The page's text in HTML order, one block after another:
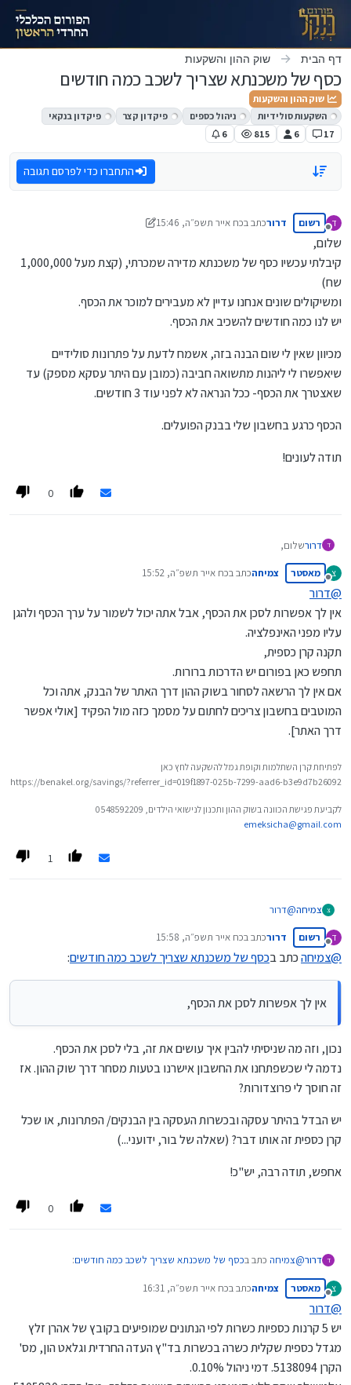
דילוג לתוכן
דף הבית שוק ההון והשקעות
כסף של משכנתא שצריך לשכב כמה חודשים
שוק ההון והשקעות
השקעות סולידיות
ניהול כספים פיקדון קצר
פיקדון בנקאי
17
6
815
6
התחברו כדי לפרסם תגובה
ד
מנותק
רשום דרורכתב בכח אייר תשפ״ה, 15:46
נערך לאחרונה על ידי ארגון בנקל
שלום,
קיבלתי עכשיו כסף של משכנתא מדירה שמכרתי, (קצת מעל 1,000,000
שח)
ומשיקולים שונים אנחנו עדיין לא מעבירים למוכר את הכסף.
יש לנו כמה חודשים להשכיב את הכסף.
מכיוון שאין לי שום הבנה בזה, אשמח לדעת על פתרונות סולידיים
שיאפשרו לי ליהנות מתשואה חביבה (כמובן עם היתר עסקא מספק) עד
שאצטרך את הכסף- ככל הנראה לא לפני עוד 3 חודשים.
הכסף כרגע בחשבון שלי בבנק הפועלים.
תודה לעונים!
0
ד דרורשלום,
שח)
יש לנו כמה חודשים להשכיב את הכסף.
מכיוון שאין לי שום הבנה בזה, אשמח לדעת על פתרונות סולידיים שיאפשרו
הכסף- ככל הנראה לא לפני עוד 3 חודשים.
הכסף כרגע בחשבון שלי בבנק הפועלים.
תודה לעונים!
צ
מנותק
מאסטר צמיחהכתב בכח אייר תשפ״ה, 15:52
נערך לאחרונה על ידי
@דרור
אין לך אפשרות לסכן את הכסף, אבל אתה יכול לשמור על ערך הכסף ולהגן
עליו מפני האינפלציה.
תקנה קרן כספית,
תחפש כאן בפורום יש הדרכות ברורות.
אם אין לך הרשאה לסחור בשוק ההון דרך האתר של הבנק, אתה וכל
המוטבים בחשבון צריכים לחתום על מסמך כזה מול הפקיד [אולי אפשר
דרך האתר].
לפתיחת קרן השתלמות וקופת גמל להשקעה לחץ כאן
https://benakel.org/savings/?referrer_id=019f1897-025b-7299-aad6-b3e9d7b26092
לקביעת פגישת הכוונה בשוק ההון ותכנון לנישואי הילדים, 0548592209
emeksicha@gmail.com
1
צ צמיחה@דרור
אין לך אפשרות לסכן את הכסף, אבל אתה יכול לשמור על ערך הכסף
ולהגן עליו מפני האינפלציה.
תקנה קרן כספית,
אם אין לך הרשאה לסחור בשוק ההון דרך האתר של הבנק, אתה וכל
המוטבים בחשבון צריכים לחתום על מסמך כזה מול הפקיד [אולי אפשר
ד
מנותק
רשום דרורכתב בכח אייר תשפ״ה, 15:58
נערך לאחרונה על ידי
@צמיחהכתב בכסף של משכנתא שצריך לשכב כמה חודשים:
אין לך אפשרות לסכן את הכסף,
נכון, וזה מה שניסיתי להבין איך עושים את זה, בלי לסכן את הכסף.
נדמה לי שכשפתחנו את החשבון אישרנו בטעות מסחר דרך שוק ההון. אז
זה חוסך לי פרוצדורות?
יש הבדל בהיתר עסקה ובכשרות העסקה בין הבנקים/ הפתרונות, או שכל
קרן כספית זה אותו דבר? (שאלה של בור, ידועני...)
אחפש, תודה רבה, יש"כ!
0
ד דרור@צמיחה כתב בכסף של משכנתא שצריך לשכב כמה חודשים:
נכון, וזה מה שניסיתי להבין איך עושים את זה, בלי לסכן את הכסף.
נדמה לי שכשפתחנו את החשבון אישרנו בטעות מסחר דרך שוק ההון. אז זה
צ
מנותק
מאסטר צמיחהכתב בכח אייר תשפ״ה, 16:31
נערך לאחרונה על ידי
@דרור
יש 5 קרנות כספיות כשרות לפי הנתונים שמופיעים בקובץ של אהרן זלץ
מגדל כספית שקלית כשרה בכשרות בד"ץ העדה החרדית וגלאט הון, מס'
הקרן 5138094. דמי ניהול 0.10%.